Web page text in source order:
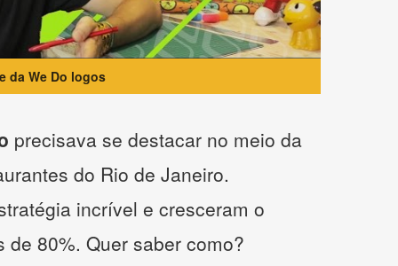
da We Do logos
precisava se destacar no meio da
do Rio de Janeiro.
incrível e cresceram o
de 80%. Quer saber como?